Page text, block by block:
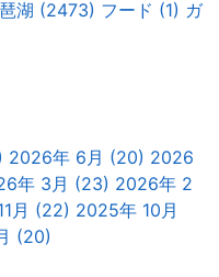
湖 (2473) フード (1) ガ
2026年 6月 (20) 2026
年 3月 (23) 2026年 2
月 (22) 2025年 10月
(20)